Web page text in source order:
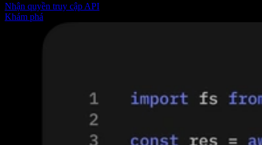
Nhận quyền truy cập API
Khám phá